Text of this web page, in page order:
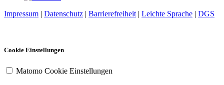
Impressum | Datenschutz | Barrierefreiheit | Leichte Sprache | DGS
Cookie Einstellungen
Matomo Cookie Einstellungen